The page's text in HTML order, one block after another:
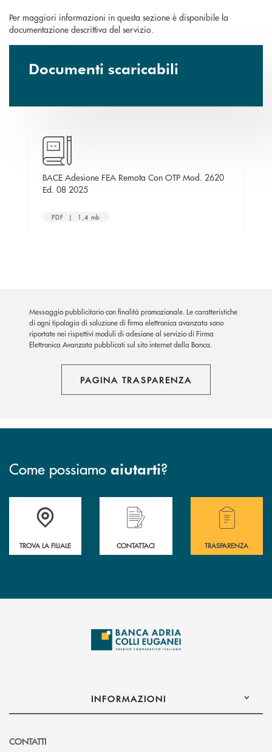
Per maggiori informazioni in questa sezione è disponibile la
documentazione descrittiva del servizio.
Documenti scaricabili
apre una nuova finestra
BACE Adesione FEA Remota Con OTP Mod. 2620
Ed. 08 2025apre una nuova finestra
PDF | 1,4 mb
Messaggio pubblicitario con finalità promozionale. Le caratteristiche
di ogni tipologia di soluzione di firma elettronica avanzata sono
riportate nei rispettivi moduli di adesione al servizio di Firma
Elettronica Avanzata pubblicati sul sito internet della Banca.
PAGINA TRASPARENZA
Come possiamo aiutarti?
Accedi all' elenco completo delle filiali .
TROVA LA FILIALE
Hai bisogno di assistenza immediata?
CONTATTACI
Hai bisogno di
TRASPARENZA
INFORMAZIONI
CONTATTI